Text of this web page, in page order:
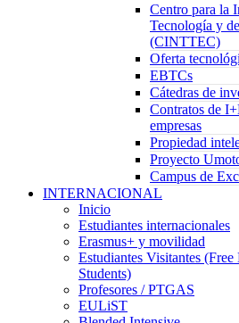
Centro para la
Tecnología y
(CINTTEC)
Oferta
EBTCs
Cátedras de
Contratos de
empresas
Propiedad
Proyecto
Campus de
INTERNACIONAL
Inicio
Estudiantes internacionales
Erasmus+ y movilidad
Estudiantes Visitantes
Students)
Profesores / PTGAS
EULiST